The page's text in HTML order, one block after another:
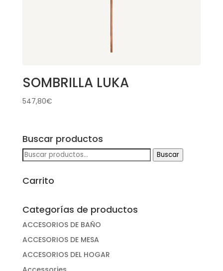
SOMBRILLA LUKA
547,80€
Buscar productos
Buscar
por:
Buscar
Carrito
Categorías de productos
ACCESORIOS DE BAÑO
ACCESORIOS DE MESA
ACCESORIOS DEL HOGAR